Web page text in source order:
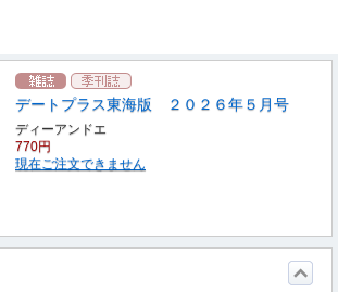
デートプラス東海版 ２０２６年５月号
ディーアンドエ
770円
現在ご注文できません